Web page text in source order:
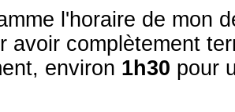
l'horaire de mon
avoir complètement
environ 1h30 pour